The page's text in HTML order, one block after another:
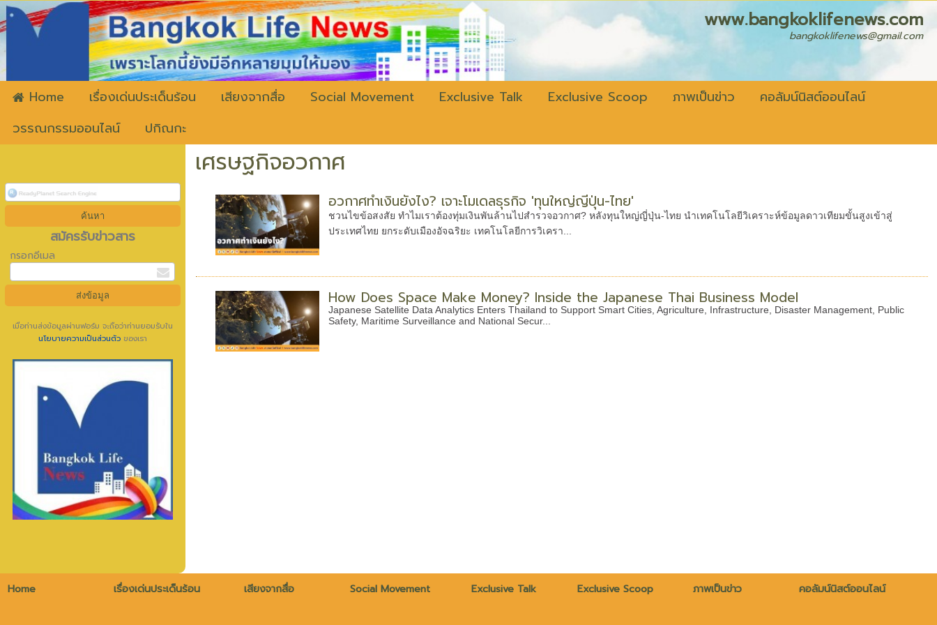
www.bangkoklifenews.com
bangkoklifenews@gmail.com
Home เรื่องเด่นประเด็นร้อน เสียงจากสื่อ Social Movement Exclusive Talk Exclusive Scoop ภาพเป็นข่าว
คอลัมน์นิสต์ออนไลน์
วรรณกรรมออนไลน์
ปกิณกะ
สมัครรับข่าวสาร
กรอกอีเมล
เมื่อท่านส่งข้อมูลผ่านฟอร์ม จะถือว่าท่านยอมรับใน
นโยบายความเป็นส่วนตัว ของเรา
เศรษฐกิจอวกาศ
อวกาศทำเงินยังไง? เจาะโมเดลธุรกิจ 'ทุนใหญ่ญี่ปุ่น-ไทย'
ชวนไขข้อสงสัย ทำไมเราต้องทุ่มเงินพันล้านไปสำรวจอวกาศ? หลังทุนใหญ่ญี่ปุ่น-ไทย นำเทคโนโลยีวิเคราะห์ข้อมูลดาวเทียมขั้นสูงเข้าสู่
ประเทศไทย ยกระดับเมืองอัจฉริยะ เทคโนโลยีการวิเครา...
How Does Space Make Money? Inside the Japanese Thai Business Model
Japanese Satellite Data Analytics Enters Thailand to Support Smart Cities, Agriculture, Infrastructure, Disaster Management, Public
Safety, Maritime Surveillance and National Secur...
Home เรื่องเด่นประเด็นร้อน เสียงจากสื่อ Social Movement Exclusive Talk Exclusive Scoop ภาพเป็นข่าว คอลัมน์นิสต์ออนไลน์